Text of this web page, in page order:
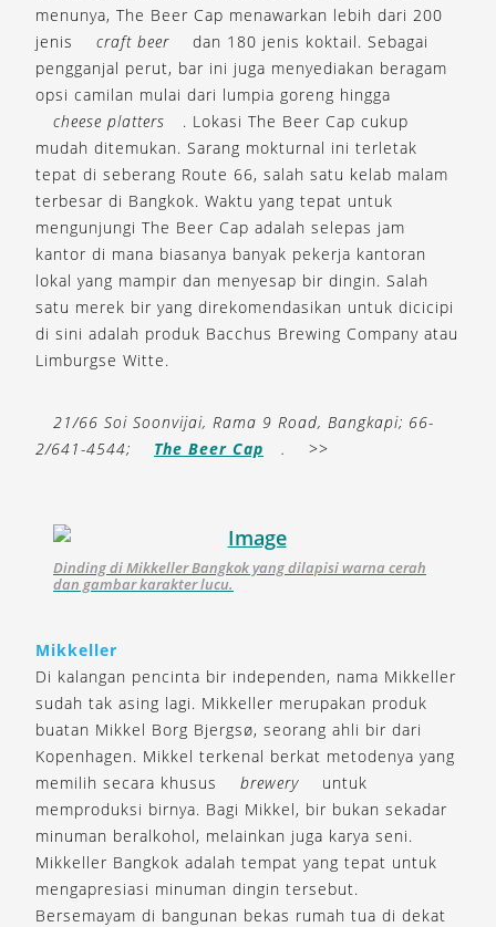
menunya, The Beer Cap menawarkan lebih dari 200
jenis
craft beer
dan 180 jenis koktail. Sebagai
pengganjal perut, bar ini juga menyediakan beragam
opsi camilan mulai dari lumpia goreng hingga
cheese platters
. Lokasi The Beer Cap cukup
mudah ditemukan. Sarang mokturnal ini terletak
tepat di seberang Route 66, salah satu kelab malam
terbesar di Bangkok. Waktu yang tepat untuk
mengunjungi The Beer Cap adalah selepas jam
kantor di mana biasanya banyak pekerja kantoran
lokal yang mampir dan menyesap bir dingin. Salah
satu merek bir yang direkomendasikan untuk dicicipi
di sini adalah produk Bacchus Brewing Company atau
Limburgse Witte.
21/66 Soi Soonvijai, Rama 9 Road, Bangkapi; 66-
2/641-4544;
The Beer Cap . >>
Dinding di Mikkeller Bangkok yang dilapisi warna cerah
dan gambar karakter lucu.
Mikkeller
Di kalangan pencinta bir independen, nama Mikkeller
sudah tak asing lagi. Mikkeller merupakan produk
buatan Mikkel Borg Bjergsø, seorang ahli bir dari
Kopenhagen. Mikkel terkenal berkat metodenya yang
memilih secara khusus
brewery
untuk
memproduksi birnya. Bagi Mikkel, bir bukan sekadar
minuman beralkohol, melainkan juga karya seni.
Mikkeller Bangkok adalah tempat yang tepat untuk
mengapresiasi minuman dingin tersebut.
Bersemayam di bangunan bekas rumah tua di dekat